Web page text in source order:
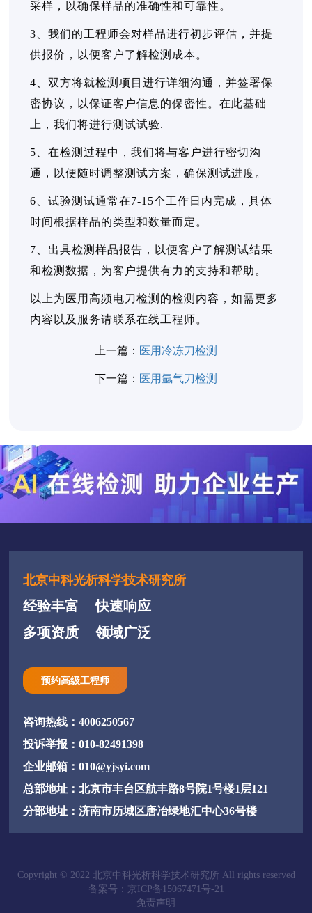
采样，以确保样品的准确性和可靠性。
3、我们的工程师会对样品进行初步评估，并提
供报价，以便客户了解检测成本。
4、双方将就检测项目进行详细沟通，并签署保
密协议，以保证客户信息的保密性。在此基础
上，我们将进行测试试验.
5、在检测过程中，我们将与客户进行密切沟
通，以便随时调整测试方案，确保测试进度。
6、试验测试通常在7-15个工作日内完成，具体
时间根据样品的类型和数量而定。
7、出具检测样品报告，以便客户了解测试结果
和检测数据，为客户提供有力的支持和帮助。
以上为医用高频电刀检测的检测内容，如需更多
内容以及服务请联系在线工程师。
上一篇： 医用冷冻刀检测
下一篇： 医用氩气刀检测
北京中科光析科学技术研究所
经验丰富
快速响应
多项资质
领域广泛
预约高级工程师
咨询热线：4006250567
投诉举报：010-82491398
企业邮箱：010@yjsyi.com
总部地址：北京市丰台区航丰路8号院1号楼1层121
分部地址：济南市历城区唐冶绿地汇中心36号楼
Copyright © 2022 北京中科光析科学技术研究所 All rights reserved
备案号：京ICP备15067471号-21
免责声明